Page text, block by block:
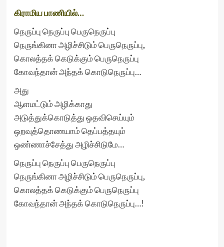
கிராமிய பாணியில்…
நெருப்பு நெருப்பு பெருநெருப்பு
நெருங்கினா அழிச்சிடும் பெருநெருப்பு,
கொலத்தக் கெடுக்கும் பெருநெருப்பு
கோவந்தான் அந்தக் கொடுநெருப்பு…
அது
ஆளமட்டும் அழிக்காது
அடுத்துக்கொடுத்து ஒதவிசெய்யும்
ஒறவுத்தொணயாம் தெப்பத்தயும்
ஒண்ணாச்சேத்து அழிச்சிடுமே…
நெருப்பு நெருப்பு பெருநெருப்பு
நெருங்கினா அழிச்சிடும் பெருநெருப்பு,
கொலத்தக் கெடுக்கும் பெருநெருப்பு
கோவந்தான் அந்தக் கொடுநெருப்பு…!